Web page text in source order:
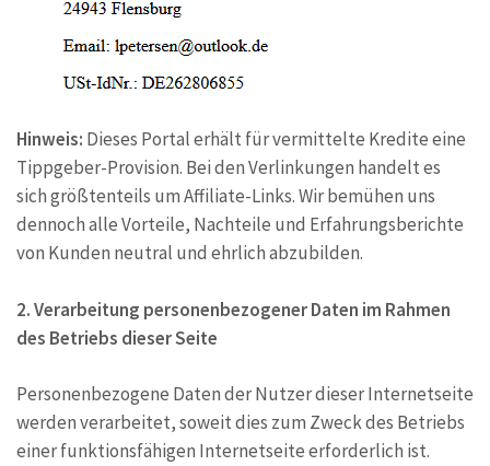
Hinweis: Dieses Portal erhält für vermittelte Kredite eine
Tippgeber-Provision. Bei den Verlinkungen handelt es
sich größtenteils um Affiliate-Links. Wir bemühen uns
dennoch alle Vorteile, Nachteile und Erfahrungsberichte
von Kunden neutral und ehrlich abzubilden.
2. Verarbeitung personenbezogener Daten im Rahmen
des Betriebs dieser Seite
Personenbezogene Daten der Nutzer dieser Internetseite
werden verarbeitet, soweit dies zum Zweck des Betriebs
einer funktionsfähigen Internetseite erforderlich ist.